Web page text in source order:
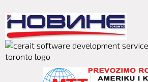
main
content